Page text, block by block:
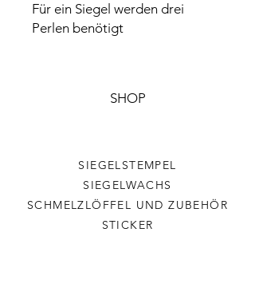
Für ein Siegel werden drei
Perlen benötigt
SHOP
SIEGELSTEMPEL
SIEGELWACHS
SCHMELZLÖFFEL UND ZUBEHÖR
STICKER